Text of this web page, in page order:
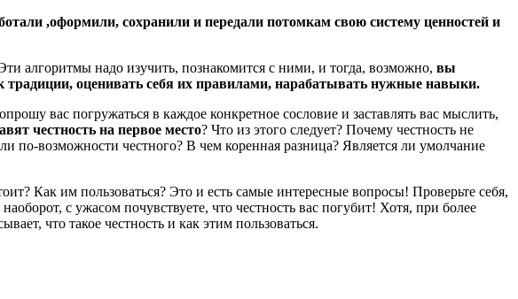
,оформили, сохранили и передали потомкам свою систему ценностей и
алгоритмы надо изучить, познакомится с ними, и тогда, возможно, вы
оценивать себя их правилами, нарабатывать нужные навыки.
вас погружаться в каждое конкретное сословие и заставлять вас мыслить,
честность на первое место? Что из этого следует? Почему честность не
по-возможности честного? В чем коренная разница? Является ли умолчание
Как им пользоваться? Это и есть самые интересные вопросы! Проверьте себя,
с ужасом почувствуете, что честность вас погубит! Хотя, при более
что такое честность и как этим пользоваться.